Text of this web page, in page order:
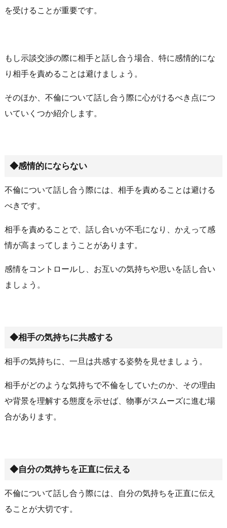
を受けることが重要です。
もし示談交渉の際に相手と話し合う場合、特に感情的にな
り相手を責めることは避けましょう。
そのほか、不倫について話し合う際に心がけるべき点につ
いていくつか紹介します。
◆感情的にならない
不倫について話し合う際には、相手を責めることは避ける
べきです。
相手を責めることで、話し合いが不毛になり、かえって感
情が高まってしまうことがあります。
感情をコントロールし、お互いの気持ちや思いを話し合い
ましょう。
◆相手の気持ちに共感する
相手の気持ちに、一旦は共感する姿勢を見せましょう。
相手がどのような気持ちで不倫をしていたのか、その理由
や背景を理解する態度を示せば、物事がスムーズに進む場
合があります。
◆自分の気持ちを正直に伝える
不倫について話し合う際には、自分の気持ちを正直に伝え
ることが大切です。